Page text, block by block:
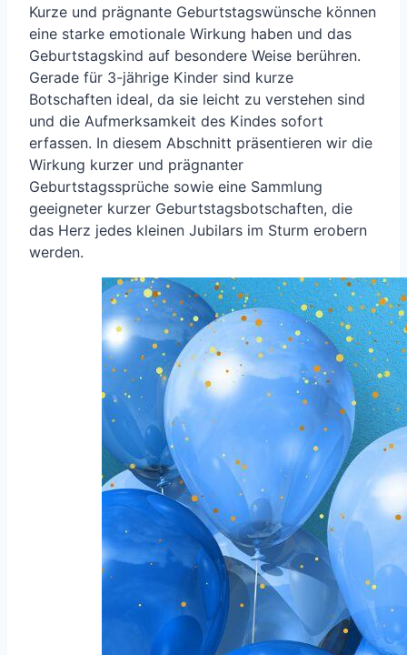
Kurze und prägnante Geburtstagswünsche können
eine starke emotionale Wirkung haben und das
Geburtstagskind auf besondere Weise berühren.
Gerade für 3-jährige Kinder sind kurze
Botschaften ideal, da sie leicht zu verstehen sind
und die Aufmerksamkeit des Kindes sofort
erfassen. In diesem Abschnitt präsentieren wir die
Wirkung kurzer und prägnanter
Geburtstagssprüche sowie eine Sammlung
geeigneter kurzer Geburtstagsbotschaften, die
das Herz jedes kleinen Jubilars im Sturm erobern
werden.